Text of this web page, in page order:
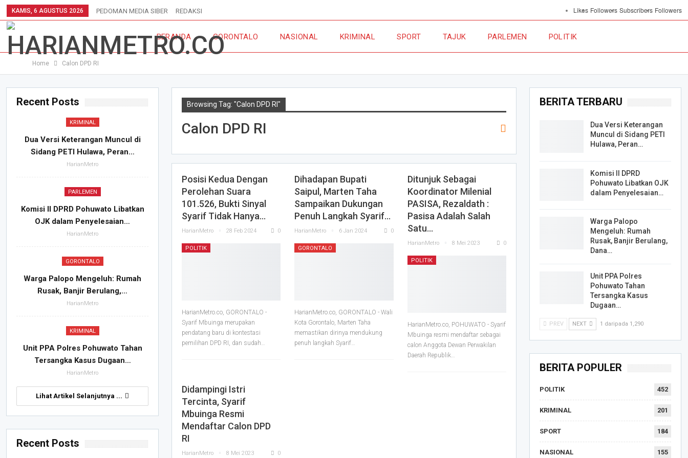
Likes Followers Subscribers Followers
KAMIS, 6 AGUSTUS 2026 PEDOMAN MEDIA SIBER REDAKSI
BERANDA GORONTALO NASIONAL KRIMINAL SPORT TAJUK PARLEMEN POLITIK
Home Calon DPD RI
Browsing Tag: "Calon DPD RI"
Calon DPD RI
Posisi Kedua Dengan
Perolehan Suara
101.526, Bukti Sinyal
Syarif Tidak Hanya…
HarianMetro 28 Feb 2024 0
POLITIK
HarianMetro.co, GORONTALO -
Syarif Mbuinga merupakan
pendatang baru di kontestasi
pemilihan DPD RI, dan sudah
Dihadapan Bupati
Saipul, Marten Taha
Sampaikan Dukungan
Penuh Langkah Syarif…
HarianMetro 6 Jan 2024 0
GORONTALO
HarianMetro.co, GORONTALO - Wali
Kota Gorontalo, Marten Taha
memastikan dirinya mendukung
penuh langkah Syarif
Ditunjuk Sebagai
Koordinator Milenial
PASISA, Rezaldath :
Pasisa Adalah Salah
Satu…
HarianMetro 8 Mei 2023 0
POLITIK
HarianMetro.co, POHUWATO - Syarif
Mbuinga resmi mendaftar sebagai
calon Anggota Dewan Perwakilan
Daerah Republik…
Didampingi Istri
Tercinta, Syarif
Mbuinga Resmi
Mendaftar Calon DPD
RI
HarianMetro 8 Mei 2023 0
BERITA TERBARU
Dua Versi Keterangan
Muncul di Sidang PETI
Hulawa, Peran…
Komisi II DPRD
Pohuwato Libatkan OJK
dalam Penyelesaian…
Warga Palopo
Mengeluh: Rumah
Rusak, Banjir Berulang,
Dana…
Unit PPA Polres
Pohuwato Tahan
Tersangka Kasus
Dugaan…
PREV NEXT 1 daripada 1,290
BERITA POPULER
POLITIK 452
KRIMINAL 201
SPORT 184
NASIONAL 155
Recent Posts
KRIMINAL
Dua Versi Keterangan Muncul di
Sidang PETI Hulawa, Peran…
HarianMetro
PARLEMEN
Komisi II DPRD Pohuwato Libatkan
OJK dalam Penyelesaian…
HarianMetro
GORONTALO
Warga Palopo Mengeluh: Rumah
Rusak, Banjir Berulang,…
HarianMetro
KRIMINAL
Unit PPA Polres Pohuwato Tahan
Tersangka Kasus Dugaan…
HarianMetro
Lihat Artikel Selanjutnya ...
Recent Posts